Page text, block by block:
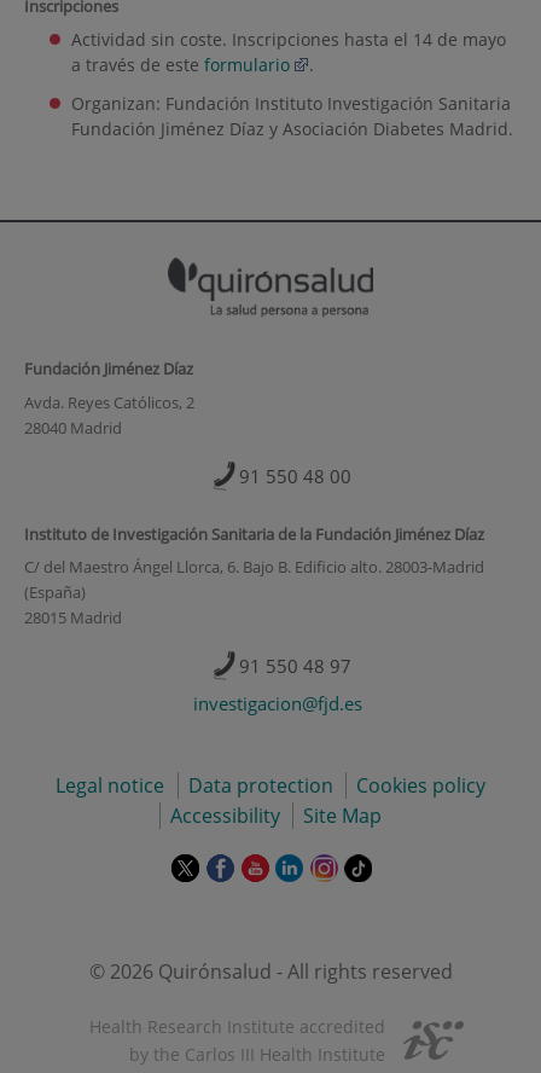
Inscripciones
Actividad sin coste. Inscripciones hasta el 14 de mayo
a través de este formulario
.
Organizan: Fundación Instituto Investigación Sanitaria
Fundación Jiménez Díaz y Asociación Diabetes Madrid.
Fundación Jiménez Díaz
Avda. Reyes Católicos, 2
28040 Madrid
91 550 48 00
Instituto de Investigación Sanitaria de la Fundación Jiménez Díaz
C/ del Maestro Ángel Llorca, 6. Bajo B. Edificio alto. 28003-Madrid
(España)
28015 Madrid
91 550 48 97
investigacion@fjd.es
Legal notice Data protection
Cookies policy
Accessibility
Site Map
This
in
pop-
up
window.
This
in
pop-
window.
This
in
pop-
window.
This
in
up
window.
This
in
pop-
window.
Link
© 2026 Quirónsalud - All rights reserved
Health Research Institute accredited
by the Carlos III Health Institute